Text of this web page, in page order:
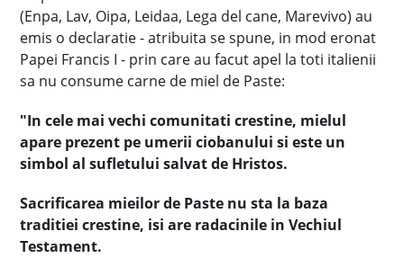
(Enpa, Lav, Oipa, Leidaa, Lega del cane, Marevivo) au
emis o declaratie - atribuita se spune, in mod eronat
Papei Francis I - prin care au facut apel la toti italienii
sa nu consume carne de miel de Paste:
"In cele mai vechi comunitati crestine, mielul
apare prezent pe umerii ciobanului si este un
simbol al sufletului salvat de Hristos.
Sacrificarea mieilor de Paste nu sta la baza
traditiei crestine, isi are radacinile in Vechiul
Testament.